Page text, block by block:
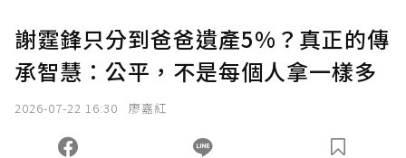
謝霆鋒只分到爸爸遺產5%？真正的傳
承智慧：公平，不是每個人拿一樣多
2026-07-22 16:30 廖嘉紅